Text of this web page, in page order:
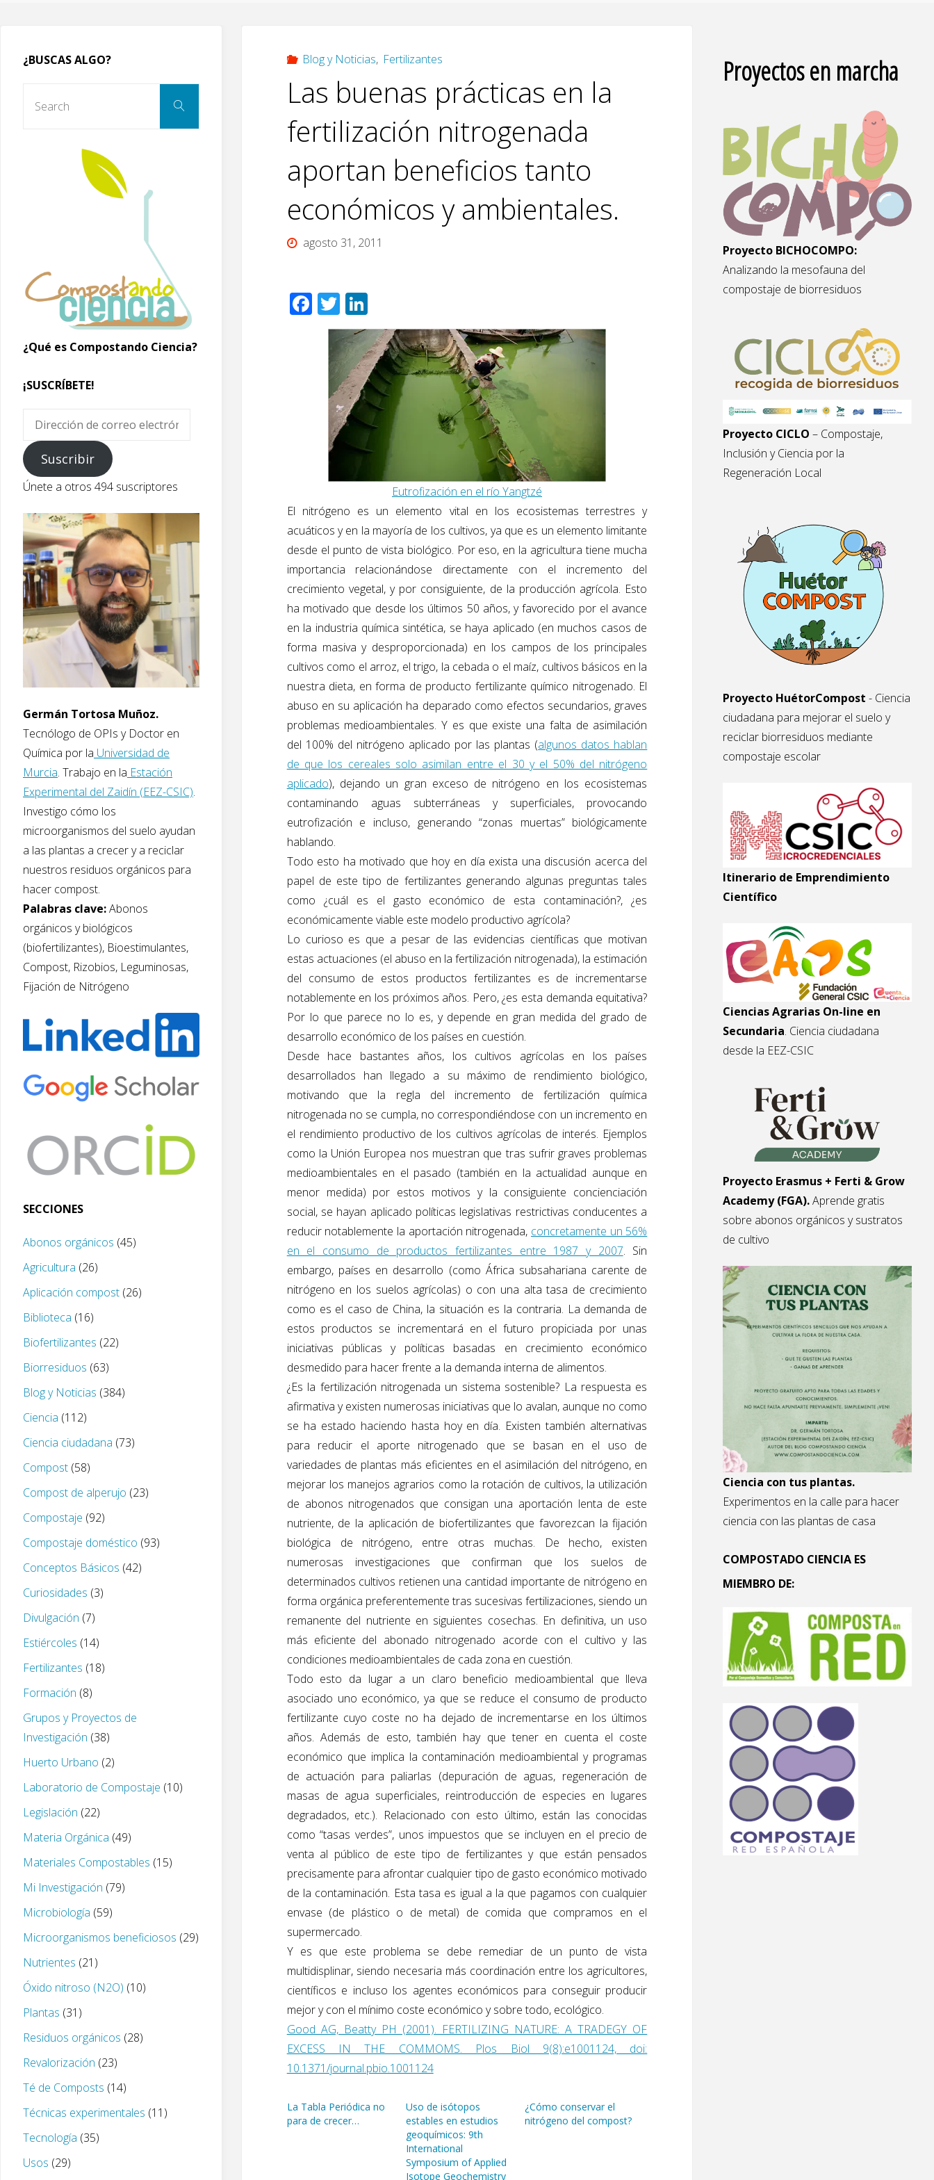
Blog y Noticias, Fertilizantes
Las buenas prácticas en la
fertilización nitrogenada
aportan beneficios tanto
económicos y ambientales.
agosto 31, 2011
F
ac
T
wi
tt
er
Li
n
k
e
dI
n
Eutrofización en el río Yangtzé
El nitrógeno es un elemento vital en los ecosistemas terrestres y
acuáticos y en la mayoría de los cultivos, ya que es un elemento limitante
desde el punto de vista biológico. Por eso, en la agricultura tiene mucha
importancia relacionándose directamente con el incremento del
crecimiento vegetal, y por consiguiente, de la producción agrícola. Esto
ha motivado que desde los últimos 50 años, y favorecido por el avance
en la industria química sintética, se haya aplicado (en muchos casos de
forma masiva y desproporcionada) en los campos de los principales
cultivos como el arroz, el trigo, la cebada o el maíz, cultivos básicos en la
nuestra dieta, en forma de producto fertilizante químico nitrogenado. El
abuso en su aplicación ha deparado como efectos secundarios, graves
problemas medioambientales. Y es que existe una falta de asimilación
del 100% del nitrógeno aplicado por las plantas (algunos datos hablan
de que los cereales solo asimilan entre el 30 y el 50% del nitrógeno
aplicado), dejando un gran exceso de nitrógeno en los ecosistemas
contaminando aguas subterráneas y superficiales, provocando
eutrofización e incluso, generando “zonas muertas” biológicamente
hablando.
Todo esto ha motivado que hoy en día exista una discusión acerca del
papel de este tipo de fertilizantes generando algunas preguntas tales
como ¿cuál es el gasto económico de esta contaminación?, ¿es
económicamente viable este modelo productivo agrícola?
Lo curioso es que a pesar de las evidencias científicas que motivan
estas actuaciones (el abuso en la fertilización nitrogenada), la estimación
del consumo de estos productos fertilizantes es de incrementarse
notablemente en los próximos años. Pero, ¿es esta demanda equitativa?
Por lo que parece no lo es, y depende en gran medida del grado de
desarrollo económico de los países en cuestión.
Desde hace bastantes años, los cultivos agrícolas en los países
desarrollados han llegado a su máximo de rendimiento biológico,
motivando que la regla del incremento de fertilización química
nitrogenada no se cumpla, no correspondiéndose con un incremento en
el rendimiento productivo de los cultivos agrícolas de interés. Ejemplos
como la Unión Europea nos muestran que tras sufrir graves problemas
medioambientales en el pasado (también en la actualidad aunque en
menor medida) por estos motivos y la consiguiente concienciación
social, se hayan aplicado políticas legislativas restrictivas conducentes a
reducir notablemente la aportación nitrogenada, concretamente un 56%
en el consumo de productos fertilizantes entre 1987 y 2007. Sin
embargo, países en desarrollo (como África subsahariana carente de
nitrógeno en los suelos agrícolas) o con una alta tasa de crecimiento
como es el caso de China, la situación es la contraria. La demanda de
estos productos se incrementará en el futuro propiciada por unas
iniciativas públicas y políticas basadas en crecimiento económico
desmedido para hacer frente a la demanda interna de alimentos.
¿Es la fertilización nitrogenada un sistema sostenible? La respuesta es
afirmativa y existen numerosas iniciativas que lo avalan, aunque no como
se ha estado haciendo hasta hoy en día. Existen también alternativas
para reducir el aporte nitrogenado que se basan en el uso de
variedades de plantas más eficientes en el asimilación del nitrógeno, en
mejorar los manejos agrarios como la rotación de cultivos, la utilización
de abonos nitrogenados que consigan una aportación lenta de este
nutriente, de la aplicación de biofertilizantes que favorezcan la fijación
biológica de nitrógeno, entre otras muchas. De hecho, existen
numerosas investigaciones que confirman que los suelos de
determinados cultivos retienen una cantidad importante de nitrógeno en
forma orgánica preferentemente tras sucesivas fertilizaciones, siendo un
remanente del nutriente en siguientes cosechas. En definitiva, un uso
más eficiente del abonado nitrogenado acorde con el cultivo y las
condiciones medioambientales de cada zona en cuestión.
Todo esto da lugar a un claro beneficio medioambiental que lleva
asociado uno económico, ya que se reduce el consumo de producto
fertilizante cuyo coste no ha dejado de incrementarse en los últimos
años. Además de esto, también hay que tener en cuenta el coste
económico que implica la contaminación medioambiental y programas
de actuación para paliarlas (depuración de aguas, regeneración de
masas de agua superficiales, reintroducción de especies en lugares
degradados, etc.). Relacionado con esto último, están las conocidas
como “tasas verdes”, unos impuestos que se incluyen en el precio de
venta al público de este tipo de fertilizantes y que están pensados
precisamente para afrontar cualquier tipo de gasto económico motivado
de la contaminación. Esta tasa es igual a la que pagamos con cualquier
envase (de plástico o de metal) de comida que compramos en el
supermercado.
Y es que este problema se debe remediar de un punto de vista
multidisplinar, siendo necesaria más coordinación entre los agricultores,
científicos e incluso los agentes económicos para conseguir producir
mejor y con el mínimo coste económico y sobre todo, ecológico.
Good AG, Beatty PH (2001). FERTILIZING NATURE: A TRADEGY OF
EXCESS IN THE COMMOMS. Plos Biol 9(8):e1001124, doi:
10.1371/journal.pbio.1001124
La Tabla Periódica no
para de crecer…
Uso de isótopos
estables en estudios
geoquímicos: 9th
International
Symposium of Applied
Isotope Geochemistry
¿Cómo conservar el
nitrógeno del compost?
¿BUSCAS ALGO?
Search
¿Qué es Compostando Ciencia?
¡SUSCRÍBETE!
Dirección
correo
electrónico
Suscribir
Únete a otros 494 suscriptores
Germán Tortosa Muñoz.
Tecnólogo de OPIs y Doctor en
Química por la Universidad de
Murcia. Trabajo en la Estación
Experimental del Zaidín (EEZ-CSIC).
Investigo cómo los
microorganismos del suelo ayudan
a las plantas a crecer y a reciclar
nuestros residuos orgánicos para
hacer compost.
Palabras clave:Abonos
orgánicos y biológicos
(biofertilizantes), Bioestimulantes,
Compost, Rizobios, Leguminosas,
Fijación de Nitrógeno
SECCIONES
Abonos orgánicos (45)
Agricultura (26)
Aplicación compost (26)
Biblioteca (16)
Biofertilizantes (22)
Biorresiduos (63)
Blog y Noticias (384)
Ciencia (112)
Ciencia ciudadana (73)
Compost (58)
Compost de alperujo (23)
Compostaje (92)
Compostaje doméstico (93)
Conceptos Básicos (42)
Curiosidades (3)
Divulgación (7)
Estiércoles (14)
Fertilizantes (18)
Formación (8)
Grupos y Proyectos de
Investigación (38)
Huerto Urbano (2)
Laboratorio de Compostaje (10)
Legislación (22)
Materia Orgánica (49)
Materiales Compostables (15)
Mi Investigación (79)
Microbiología (59)
Microorganismos beneficiosos (29)
Nutrientes (21)
Óxido nitroso (N2O) (10)
Plantas (31)
Residuos orgánicos (28)
Revalorización (23)
Té de Composts (14)
Técnicas experimentales (11)
Tecnología (35)
Usos (29)
Proyectos en marcha
Proyecto BICHOCOMPO:
Analizando la mesofauna del
compostaje de biorresiduos
Proyecto CICLO – Compostaje,
Inclusión y Ciencia por la
Regeneración Local
Proyecto HuétorCompost - Ciencia
ciudadana para mejorar el suelo y
reciclar biorresiduos mediante
compostaje escolar
Itinerario de Emprendimiento
Científico
Ciencias Agrarias On-line en
Secundaria. Ciencia ciudadana
desde la EEZ-CSIC
Proyecto Erasmus + Ferti & Grow
Academy (FGA).Aprende gratis
sobre abonos orgánicos y sustratos
de cultivo
Ciencia con tus plantas.
Experimentos en la calle para hacer
ciencia con las plantas de casa
COMPOSTADO CIENCIA ES
MIEMBRO DE: